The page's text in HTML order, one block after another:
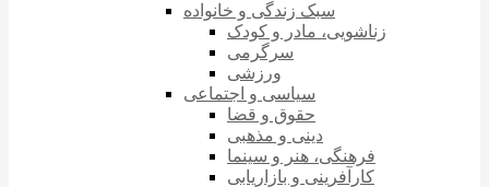
سبک زندگی و خانواده
زناشویی، مادر و کودک
سرگرمی
ورزشی
سیاسی و اجتماعی
حقوق و قضا
دینی و مذهبی
فرهنگی، هنر و سینما
کارآفرینی و بازاریابی